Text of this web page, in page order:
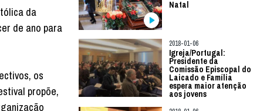
da
de ano para
os
propõe,
Natal
2018-01-06
Igreja/Portugal:
Presidente da
Comissão Episcopal do
Laicado e Família
espera maior atenção
aos jovens